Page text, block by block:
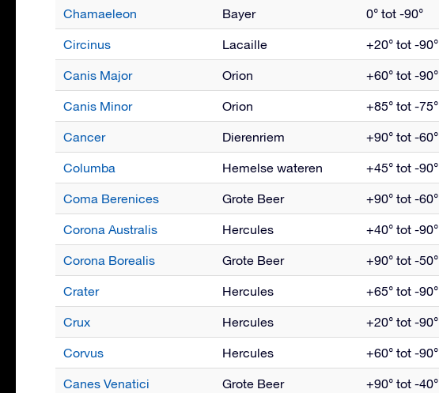
Chamaeleon Bayer 0° tot -90°
Circinus Lacaille +20° tot -90°
Canis Major Orion +60° tot -90°
Canis Minor Orion +85° tot -75°
Cancer Dierenriem +90° tot -60°
Columba Hemelse wateren +45° tot -90°
Coma Berenices Grote Beer +90° tot -60°
Corona Australis Hercules +40° tot -90°
Corona Borealis Grote Beer +90° tot -50°
Crater Hercules +65° tot -90°
Crux Hercules +20° tot -90°
Corvus Hercules +60° tot -90°
Canes Venatici Grote Beer +90° tot -40°